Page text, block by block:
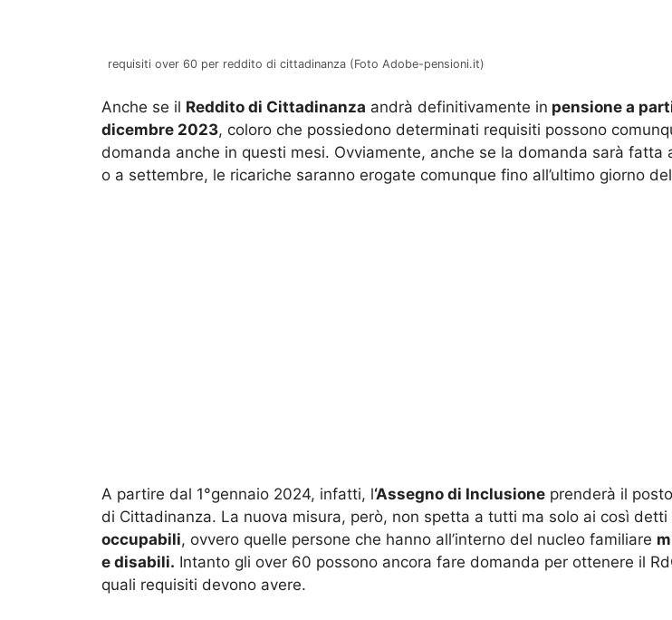
requisiti over 60 per reddito di cittadinanza (Foto Adobe-pensioni.it)
Anche se il Reddito di Cittadinanza andrà definitivamente in pensione a
dicembre 2023, coloro che possiedono determinati requisiti possono
domanda anche in questi mesi. Ovviamente, anche se la domanda sarà fatta
o a settembre, le ricariche saranno erogate comunque fino all’ultimo giorno
A partire dal 1°gennaio 2024, infatti, l‘Assegno di Inclusione prenderà il
di Cittadinanza. La nuova misura, però, non spetta a tutti ma solo ai così detti
occupabili, ovvero quelle persone che hanno all’interno del nucleo familiare
e disabili. Intanto gli over 60 possono ancora fare domanda per ottenere il
quali requisiti devono avere.